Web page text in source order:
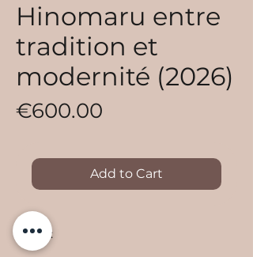
Hinomaru entre
tradition et
modernité (2026)
€600.00
Add to Cart
Haiku: